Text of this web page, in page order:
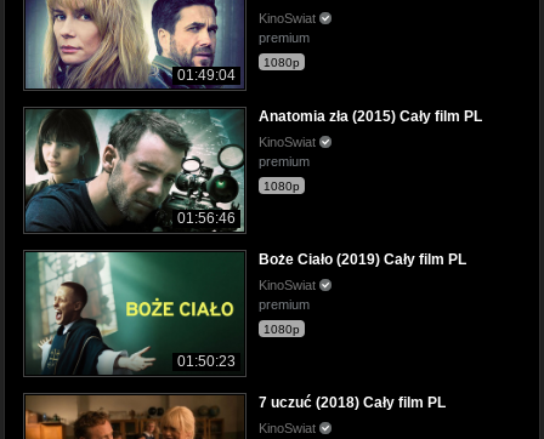
01:49:04
KinoSwiat
premium
1080p
01:56:46
Anatomia zła (2015) Cały film PL
KinoSwiat
premium
1080p
01:50:23
Boże Ciało (2019) Cały film PL
KinoSwiat
premium
1080p
7 uczuć (2018) Cały film PL
KinoSwiat